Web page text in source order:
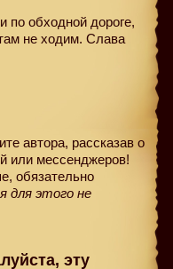
по обходной дороге,
не ходим. Слава
автора, рассказав о
или мессенджеров!
обязательно
для этого не
эту